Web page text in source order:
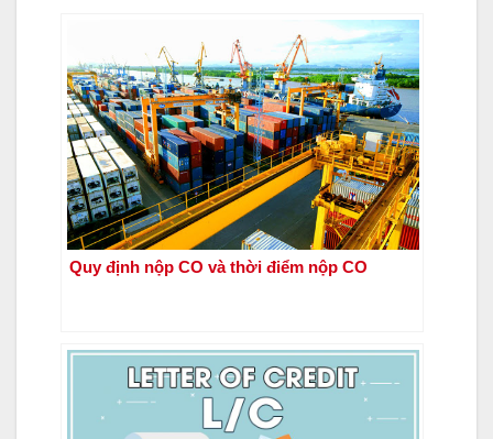
Quy định nộp CO và thời điểm nộp CO